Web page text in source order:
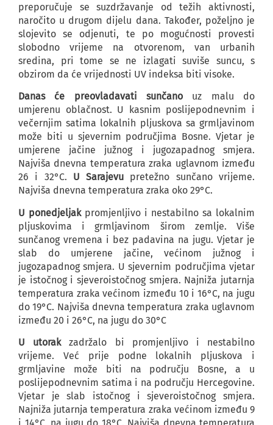
preporučuje se suzdržavanje od težih aktivnosti,
naročito u drugom dijelu dana. Također, poželjno je
slojevito se odjenuti, te po mogućnosti provesti
slobodno vrijeme na otvorenom, van urbanih
sredina, pri tome se ne izlagati suviše suncu, s
obzirom da će vrijednosti UV indeksa biti visoke.
Danas će preovladavati sunčano uz malu do
umjerenu oblačnost. U kasnim poslijepodnevnim i
večernjim satima lokalnih pljuskova sa grmljavinom
može biti u sjevernim područjima Bosne. Vjetar je
umjerene jačine južnog i jugozapadnog smjera.
Najviša dnevna temperatura zraka uglavnom između
26 i 32°C. U Sarajevu pretežno sunčano vrijeme.
Najviša dnevna temperatura zraka oko 29°C.
U ponedjeljakpromjenljivo i nestabilno sa lokalnim
pljuskovima i grmljavinom širom zemlje. Više
sunčanog vremena i bez padavina na jugu. Vjetar je
slab do umjerene jačine, većinom južnog i
jugozapadnog smjera. U sjevernim područjima vjetar
je istočnog i sjeveroistočnog smjera. Najniža jutarnja
temperatura zraka većinom između 10 i 16°C, na jugu
do 19°C. Najviša dnevna temperatura zraka uglavnom
između 20 i 26°C, na jugu do 30°C
U utorakzadržalo bi promjenljivo i nestabilno
vrijeme. Već prije podne lokalnih pljuskova i
grmljavine može biti na području Bosne, a u
poslijepodnevnim satima i na području Hercegovine.
Vjetar je slab istočnog i sjeveroistočnog smjera.
Najniža jutarnja temperatura zraka većinom između 9